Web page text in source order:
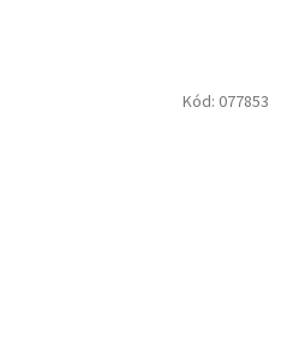
Kód: 077853